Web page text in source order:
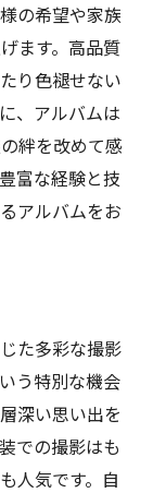
の希望や家族
ます。高品質
り色褪せない
、アルバムは
絆を改めて感
富な経験と技
アルバムをお
た多彩な撮影
う特別な機会
深い思い出を
での撮影はも
人気です。自